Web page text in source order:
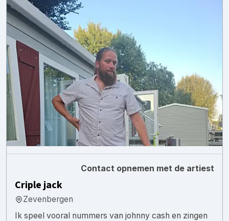
Contact opnemen met de artiest
Criple jack
Zevenbergen
Ik speel vooral nummers van johnny cash en zingen